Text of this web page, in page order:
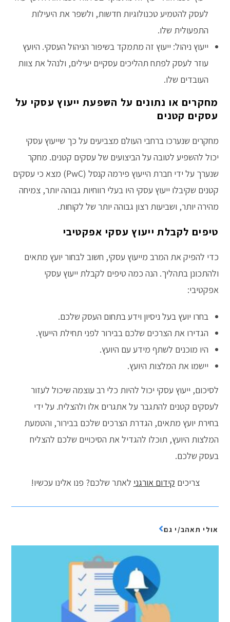
לעסק להטמיע טכנולוגיות חדשות, ולשפר את היעילות
התפעולית שלו.
ייעוץ ניהול: ייעוץ זה מתמקד בשיפור הניהול העסקי. היועץ
עוזר לעסק לפתח תהליכים עסקיים יעילים, ולנהל את צוות
העובדים שלו.
מחקרים או נתונים על השפעת ייעוץ עסקי על
עסקים קטנים
מחקרים שנערכו ברחבי העולם מצביעים על כך שייעוץ עסקי
יכול להשפיע לטובה על הביצועים של עסקים קטנים. מחקר
שנערך על ידי חברת הייעוץ פירמה קנסל (PwC) מצא כי עסקים
קטנים שקיבלו ייעוץ עסקי היו בעלי רווחיות גבוהה יותר, צמיחה
מהירה יותר, ושביעות רצון גבוהה יותר של לקוחות.
טיפים לקבלת ייעוץ עסקי אפקטיבי
כדי להפיק את המרב מייעוץ עסקי, חשוב לבחור יועץ מתאים
ולהתכונן בתהליך. הנה כמה טיפים לקבלת ייעוץ עסקי
אפקטיבי:
בחרו יועץ בעל ניסיון וידע בתחום העסק שלכם.
הגדירו את הצרכים שלכם בבירור לפני תחילת הייעוץ.
היו מוכנים לשתף מידע עם היועץ.
יישמו את המלצות היועץ.
לסיכום, ייעוץ עסקי יכול להיות כלי רב עוצמה שיכול לעזור
לעסקים קטנים להתגבר על אתגרים אלו ולהצליח. על ידי
בחירת יועץ מתאים, הגדרת הצרכים שלכם בבירור, והטמעת
המלצות היועץ, תוכלו להגדיל את הסיכויים שלכם להצליח
בעסק שלכם.
צריכים קידום אורגני לאתר שלכם? פנו אלינו עכשיו!
אולי תאהב/י גם